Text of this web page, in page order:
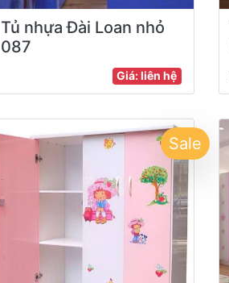
Tủ nhựa Đài Loan nhỏ
087
Giá: liên hệ
Sale